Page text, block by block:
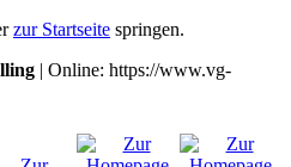
zur Startseite springen.
| Online: https://www.vg-